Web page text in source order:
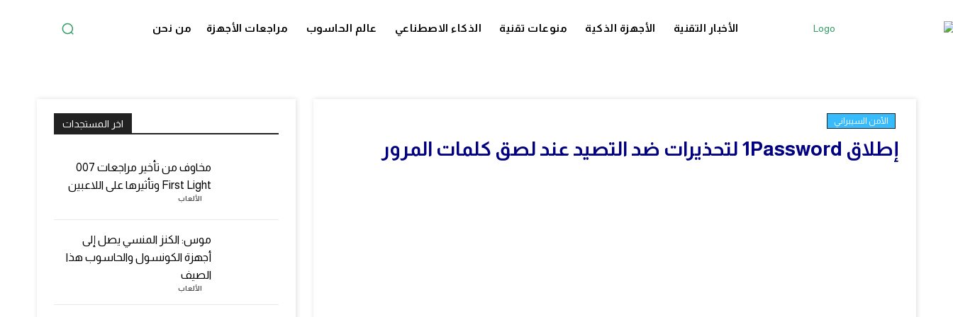
الأخبار التقنية الأجهزة الذكية منوعات تقنية الذكاء الاصطناعي عالم الحاسوب مراجعات الأجهزة من نحن
الأمن السيبراني
إطلاق 1Password لتحذيرات ضد التصيد عند لصق كلمات المرور
اخر المستجدات
مخاوف من تأخير مراجعات 007
First Light وتأثيرها على اللاعبين
الألعاب
موس: الكنز المنسي يصل إلى
أجهزة الكونسول والحاسوب هذا
الصيف
الألعاب